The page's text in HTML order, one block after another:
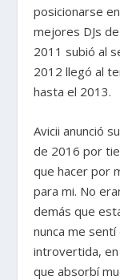
posicionarse
mejores DJs
2011 subió al
2012 llegó al
hasta el 2013.
Avicii anunció
de 2016 por
que hacer por
para mi. No
demás que
nunca me
introvertida,
que absorbí